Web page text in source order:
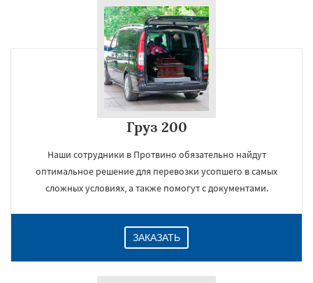
Груз 200
Наши сотрудники в Протвино обязательно найдут
оптимальное решение для перевозки усопшего в самых
сложных условиях, а также помогут с документами.
ЗАКАЗАТЬ